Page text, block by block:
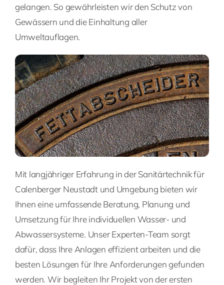
gelangen. So gewährleisten wir den Schutz von
Gewässern und die Einhaltung aller
Umweltauflagen.
Mit langjähriger Erfahrung in der Sanitärtechnik für
Calenberger Neustadt und Umgebung bieten wir
Ihnen eine umfassende Beratung, Planung und
Umsetzung für Ihre individuellen Wasser- und
Abwassersysteme. Unser Experten-Team sorgt
dafür, dass Ihre Anlagen effizient arbeiten und die
besten Lösungen für Ihre Anforderungen gefunden
werden. Wir begleiten Ihr Projekt von der ersten